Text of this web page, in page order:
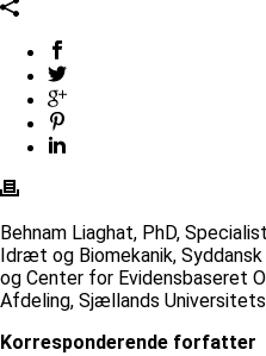
Behnam Liaghat, PhD,
Idræt og Biomekanik,
og Center for Evidensbaseret
Afdeling, Sjællands
Korresponderende forfatter